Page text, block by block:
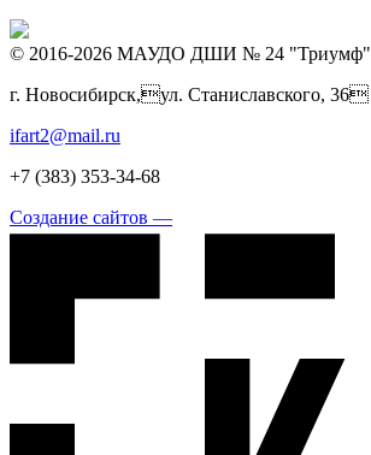
© 2016-2026 МАУДО ДШИ № 24 "Триумф"
г. Новосибирск,ул. Станиславского, 36
ifart2@mail.ru
+7 (383) 353-34-68
Создание сайтов —